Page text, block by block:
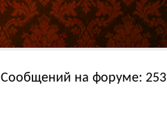
Сообщений на форуме: 253